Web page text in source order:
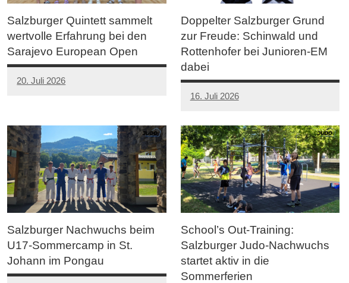
Salzburger Quintett sammelt
wertvolle Erfahrung bei den
Sarajevo European Open
20. Juli 2026
Doppelter Salzburger Grund
zur Freude: Schinwald und
Rottenhofer bei Junioren-EM
dabei
16. Juli 2026
Salzburger Nachwuchs beim
U17-Sommercamp in St.
Johann im Pongau
School’s Out-Training:
Salzburger Judo-Nachwuchs
startet aktiv in die
Sommerferien